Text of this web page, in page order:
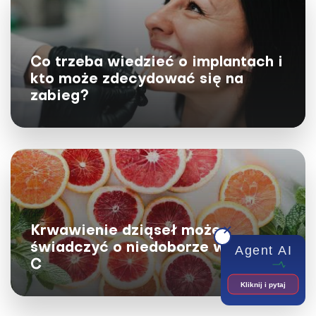
Podniebienie gotyckie – skąd się bierze
i jak leczyć wysokie podniebienie?
Wąska szczęka, ściśnięte zęby, ciągle otwarte usta,
skłonność do nieżytu nosa... Brzmi znajomo? To może
być podniebienie gotyckie. Dowiedz się,...
Co trzeba wiedzieć o implantach i
kto może zdecydować się na
zabieg?
Krwawienie dziąseł może
świadczyć o niedoborze witaminy
C
Agent AI
Kliknij i pytaj